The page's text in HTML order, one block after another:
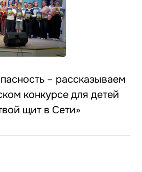
– рассказываем
конкурсе для детей
щит в Сети»